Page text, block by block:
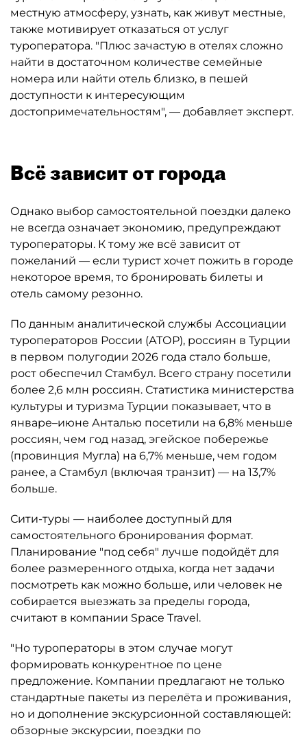
местную атмосферу, узнать, как живут местные,
также мотивирует отказаться от услуг
туроператора. "Плюс зачастую в отелях сложно
найти в достаточном количестве семейные
номера или найти отель близко, в пешей
доступности к интересующим
достопримечательностям", — добавляет эксперт.
Всё зависит от города
Однако выбор самостоятельной поездки далеко
не всегда означает экономию, предупреждают
туроператоры. К тому же всё зависит от
пожеланий — если турист хочет пожить в городе
некоторое время, то бронировать билеты и
отель самому резонно.
По данным аналитической службы Ассоциации
туроператоров России (АТОР), россиян в Турции
в первом полугодии 2026 года стало больше,
рост обеспечил Стамбул. Всего страну посетили
более 2,6 млн россиян. Статистика министерства
культуры и туризма Турции показывает, что в
январе–июне Анталью посетили на 6,8% меньше
россиян, чем год назад, эгейское побережье
(провинция Мугла) на 6,7% меньше, чем годом
ранее, а Стамбул (включая транзит) — на 13,7%
больше.
Сити-туры — наиболее доступный для
самостоятельного бронирования формат.
Планирование "под себя" лучше подойдёт для
более размеренного отдыха, когда нет задачи
посмотреть как можно больше, или человек не
собирается выезжать за пределы города,
считают в компании Space Travel.
"Но туроператоры в этом случае могут
формировать конкурентное по цене
предложение. Компании предлагают не только
стандартные пакеты из перелёта и проживания,
но и дополнение экскурсионной составляющей:
обзорные экскурсии, поездки по